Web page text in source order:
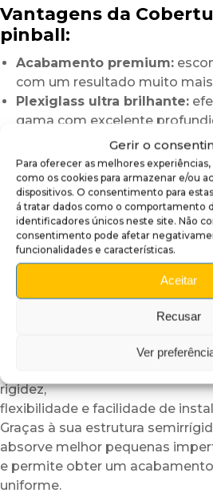
Gerir o
Para oferecer as melhores
como os cookies para armazenar e/ou
dispositivos. O consentimento para
á tratar dados como o comportamento
identificadores únicos neste site. Não
consentimento pode afetar
funcionalidades e características.
Aceitar
Recusar
Ver
Vantagens da
pinball:
Acabamento premium:
com um resultado muito
Plexiglass ultra brilhante:
gama com excelente
Impressão HD:detalhes
marcantes e excelente nitidez.
Instalação rápida:
zona da lockbar.
Personalização elegante:
estética geral do pinball.
Um material
Cobertura Insideré
rigidez,
flexibilidade e facilidade de
Graças à sua estrutura
absorve melhor pequenas
e permite obter um
uniforme.